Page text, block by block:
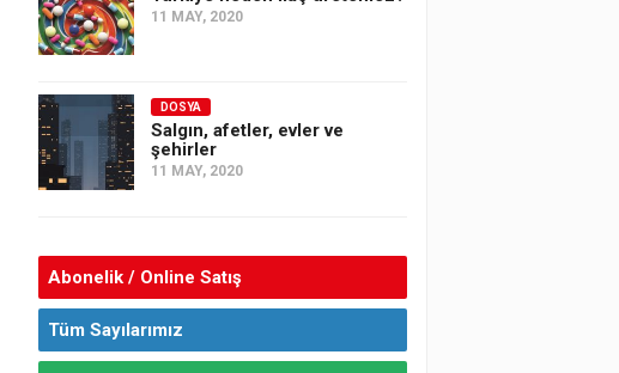
11 MAY, 2020
DOSYA
Salgın, afetler, evler ve
şehirler
11 MAY, 2020
Abonelik / Online Satış
Tüm Sayılarımız